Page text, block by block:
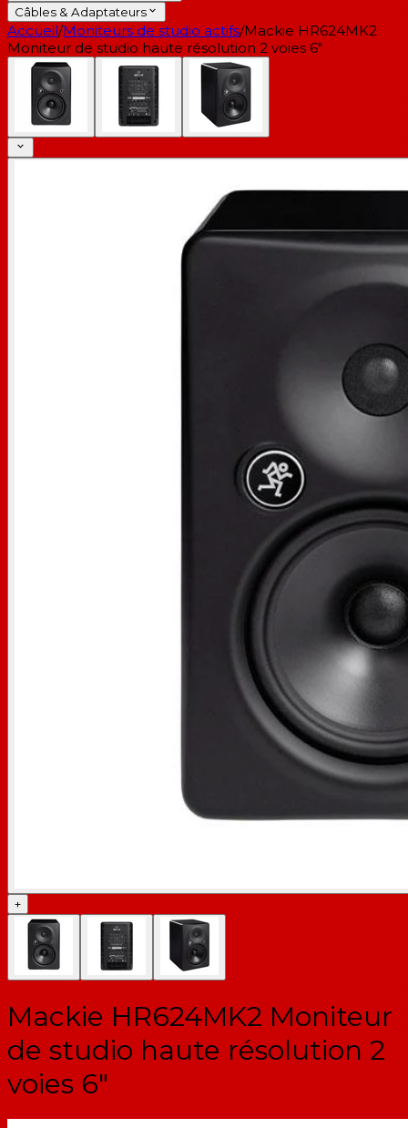
Câbles & Adaptateurs
Accueil/Moniteurs de studio actifs/Mackie HR624MK2
Moniteur de studio haute résolution 2 voies 6"
+
Mackie HR624MK2 Moniteur
de studio haute résolution 2
voies 6"